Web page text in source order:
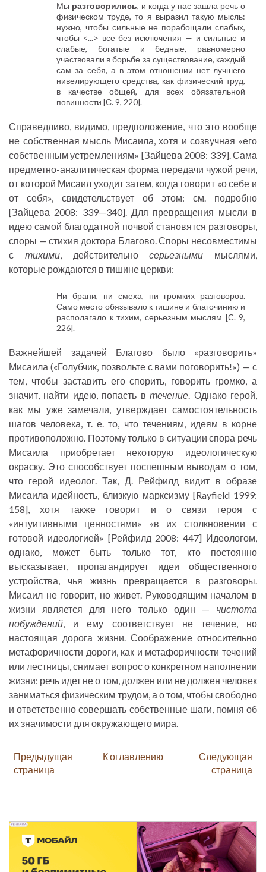
Мы разговорились, и когда у нас зашла речь о
физическом труде, то я выразил такую мысль:
нужно, чтобы сильные не порабощали слабых,
чтобы <...> все без исключения — и сильные и
слабые, богатые и бедные, равномерно
участвовали в борьбе за существование, каждый
сам за себя, а в этом отношении нет лучшего
нивелирующего средства, как физический труд,
в качестве общей, для всех обязательной
повинности [С. 9, 220].
Справедливо, видимо, предположение, что это вообще
не собственная мысль Мисаила, хотя и созвучная «его
собственным устремлениям» [Зайцева 2008: 339]. Сама
предметно-аналитическая форма передачи чужой речи,
от которой Мисаил уходит затем, когда говорит «о себе и
от себя», свидетельствует об этом: см. подробно
[Зайцева 2008: 339—340]. Для превращения мысли в
идею самой благодатной почвой становятся разговоры,
споры — стихия доктора Благово. Споры несовместимы
с тихими, действительносерьезными мыслями,
которые рождаются в тишине церкви:
Ни брани, ни смеха, ни громких разговоров.
Само место обязывало к тишине и благочинию и
располагало к тихим, серьезным мыслям [С. 9,
226].
Важнейшей задачей Благово было «разговорить»
Мисаила («Голубчик, позвольте с вами поговорить!») — с
тем, чтобы заставить его спорить, говорить громко, а
значит, найти идею, попасть втечение. Однако герой,
как мы уже замечали, утверждает самостоятельность
шагов человека, т. е. то, что течениям, идеям в корне
противоположно. Поэтому только в ситуации спора речь
Мисаила приобретает некоторую идеологическую
окраску. Это способствует поспешным выводам о том,
что герой идеолог. Так, Д. Рейфилд видит в образе
Мисаила идейность, близкую марксизму [Rayfield 1999:
158], хотя также говорит и о связи героя с
«интуитивными ценностями» «в их столкновении с
готовой идеологией» [Рейфилд 2008: 447] Идеологом,
однако, может быть только тот, кто постоянно
высказывает, пропагандирует идеи общественного
устройства, чья жизнь превращается в разговоры.
Мисаил не говорит, но живет. Руководящим началом в
жизни является для него только один — чистота
побуждений, и ему соответствует не течение, но
настоящая дорога жизни. Соображение относительно
метафоричности дороги, как и метафоричности течений
или лестницы, снимает вопрос о конкретном наполнении
жизни: речь идет не о том, должен или не должен человек
заниматься физическим трудом, а о том, чтобы свободно
и ответственно совершать собственные шаги, помня об
их значимости для окружающего мира.
Предыдущая
страница
К оглавлению
Следующая
страница